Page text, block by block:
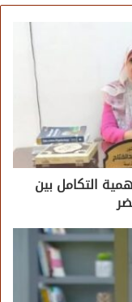
التكامل بين